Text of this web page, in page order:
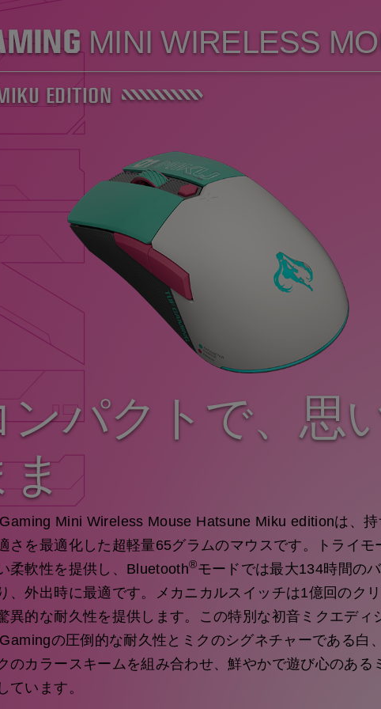
MINI WIRELESS
EDITION
ンパクトで、思
ま
Mini Wireless Mouse Hatsune Miku editionは、
さを最適化した超軽量65グラムのマウスです。トライモ
柔軟性を提供し、Bluetooth®モードでは最大134時間の
、外出時に最適です。メカニカルスイッチは1億回のク
異的な耐久性を提供します。この特別な初音ミクエディ
の圧倒的な耐久性とミクのシグネチャーである白
のカラースキームを組み合わせ、鮮やかで遊び心のある
ています。